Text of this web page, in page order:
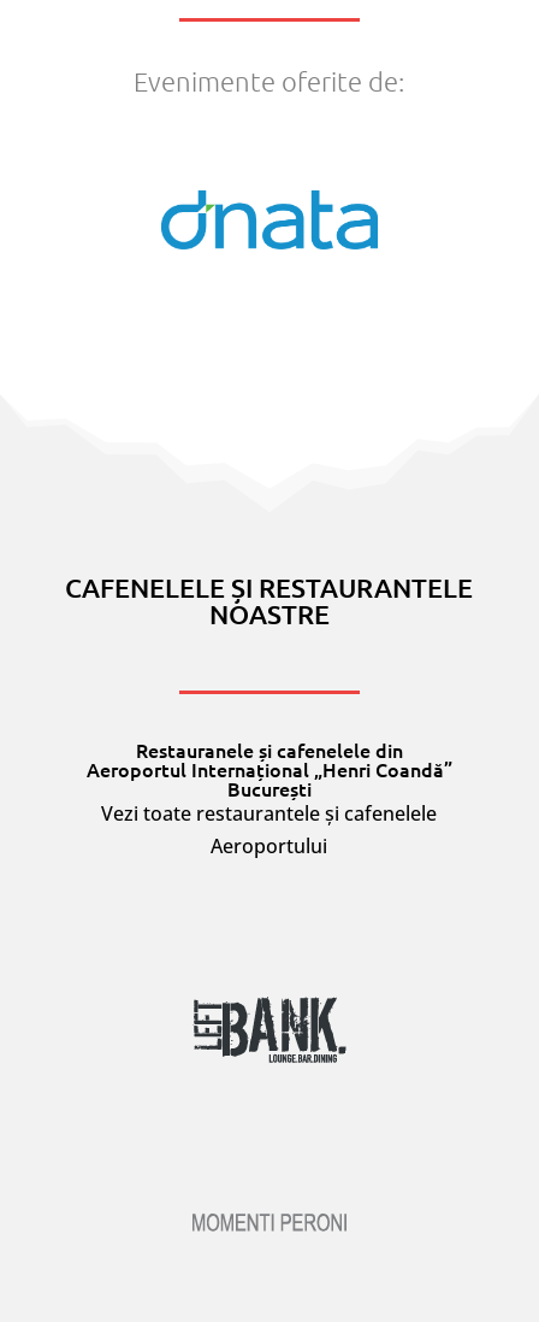
Evenimente oferite de:
CAFENELELE ȘI RESTAURANTELE
NOASTRE
Restauranele și cafenelele din
Aeroportul Internațional „Henri Coandă”
București
Vezi toate restaurantele și cafenelele
Aeroportului